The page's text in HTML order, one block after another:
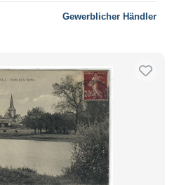
Gewerblicher Händler